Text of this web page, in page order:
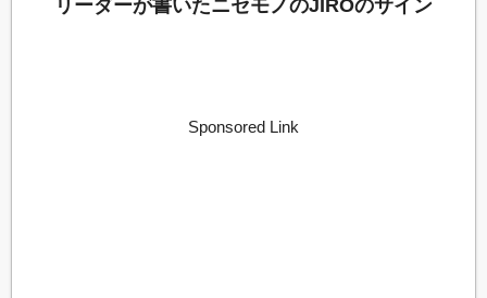
リーダーが書いたニセモノのJIROのサイン
Sponsored Link